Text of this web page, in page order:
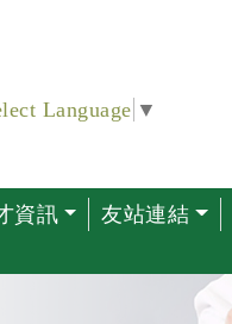
Language ▼
資訊 友站連結